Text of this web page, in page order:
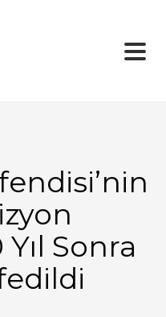
Sonra